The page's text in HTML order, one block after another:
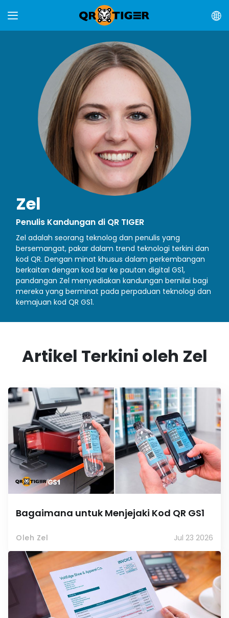
Zel
Penulis Kandungan di QR TIGER
Zel adalah seorang teknolog dan penulis yang
bersemangat, pakar dalam trend teknologi terkini dan
kod QR. Dengan minat khusus dalam perkembangan
berkaitan dengan kod bar ke pautan digital GS1,
pandangan Zel menyediakan kandungan bernilai bagi
mereka yang berminat pada perpaduan teknologi dan
kemajuan kod QR GS1.
Artikel Terkini oleh Zel
Bagaimana untuk Menjejaki Kod QR GS1
Oleh Zel Jul 23 2026